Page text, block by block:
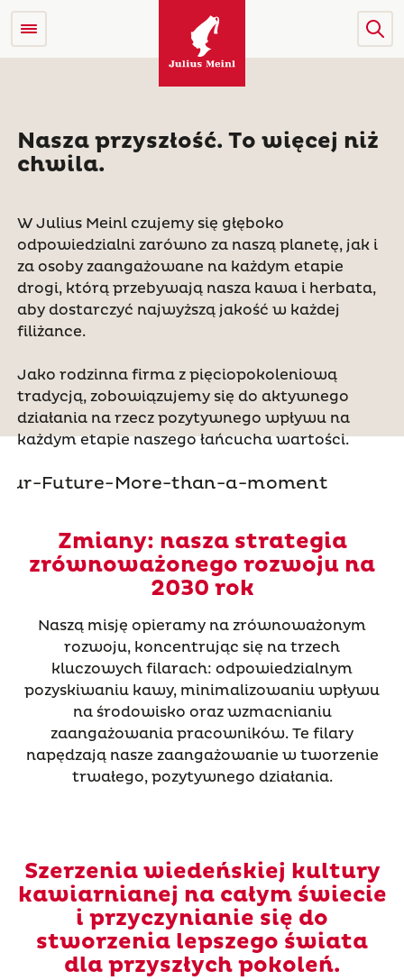
Nasza przyszłość. To więcej niż
chwila.
W Julius Meinl czujemy się głęboko
odpowiedzialni zarówno za naszą planetę, jak i
za osoby zaangażowane na każdym etapie
drogi, którą przebywają nasza kawa i herbata,
aby dostarczyć najwyższą jakość w każdej
filiżance.
Jako rodzinna firma z pięciopokoleniową
tradycją, zobowiązujemy się do aktywnego
działania na rzecz pozytywnego wpływu na
każdym etapie naszego łańcucha wartości.
Zmiany: nasza strategia
zrównoważonego rozwoju na
2030 rok
Naszą misję opieramy na zrównoważonym
rozwoju, koncentrując się na trzech
kluczowych filarach: odpowiedzialnym
pozyskiwaniu kawy, minimalizowaniu wpływu
na środowisko oraz wzmacnianiu
zaangażowania pracowników. Te filary
napędzają nasze zaangażowanie w tworzenie
trwałego, pozytywnego działania.
Szerzenia wiedeńskiej kultury
kawiarnianej na całym świecie
i przyczynianie się do
stworzenia lepszego świata
dla przyszłych pokoleń.